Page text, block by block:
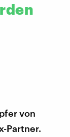
von
Partner.